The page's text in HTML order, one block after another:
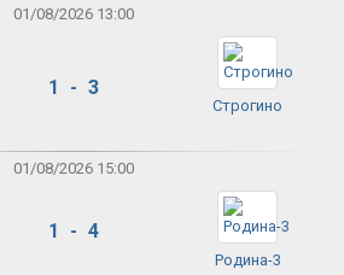
01/08/2026 13:00
1 - 3
Строгино
01/08/2026 15:00
1 - 4
Родина-3